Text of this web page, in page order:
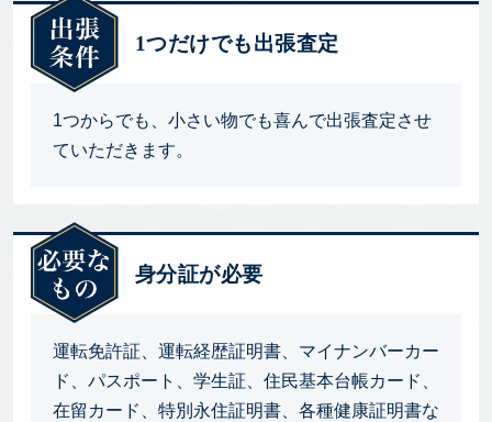
1つだけでも出張査定
1つからでも、小さい物でも喜んで出張査定させ
ていただきます。
身分証が必要
運転免許証、運転経歴証明書、マイナンバーカー
ド、パスポート、学生証、住民基本台帳カード、
在留カード、特別永住証明書、各種健康証明書な